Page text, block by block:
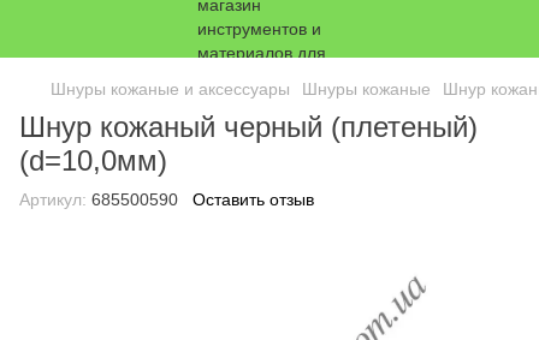
Шнуры кожаные и аксессуары Шнуры кожаные Шнур
Шнур кожаный черный (плетеный)
(d=10,0мм)
Артикул: 685500590 Оставить отзыв